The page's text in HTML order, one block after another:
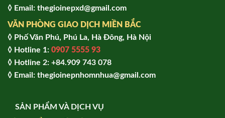
◊ Email: thegioinepxd@gmail.com
VĂN PHÒNG GIAO DỊCH MIỀN BẮC
◊ Phố Văn Phú, Phú La, Hà Đông, Hà Nội
◊ Hotline 1: 0907 5555 93
◊ Hot line 2: +84.909 743 078
◊ Email: thegioinepnhomnhua@gmail.com
SẢN PHẨM VÀ DỊCH VỤ